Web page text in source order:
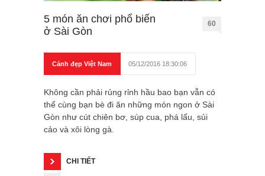
5 món ăn chơi phổ biến
ở Sài Gòn
60
Cảnh đẹp Việt Nam 05/12/2016 18:30:06
Không cần phải rủng rỉnh hầu bao bạn vẫn có
thể cùng bạn bè đi ăn những món ngon ở Sài
Gòn như cút chiên bơ, súp cua, phá lấu, sủi
cảo và xôi lòng gà.
CHI TIẾT